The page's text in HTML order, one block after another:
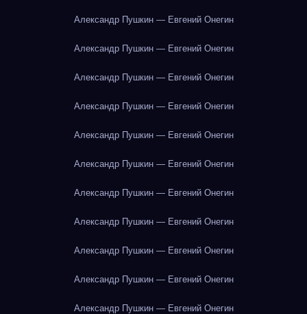
Александр Пушкин — Евгений Онегин
Александр Пушкин — Евгений Онегин
Александр Пушкин — Евгений Онегин
Александр Пушкин — Евгений Онегин
Александр Пушкин — Евгений Онегин
Александр Пушкин — Евгений Онегин
Александр Пушкин — Евгений Онегин
Александр Пушкин — Евгений Онегин
Александр Пушкин — Евгений Онегин
Александр Пушкин — Евгений Онегин
Александр Пушкин — Евгений Онегин